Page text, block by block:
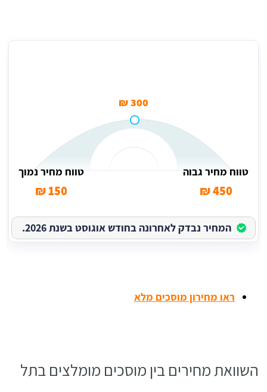
300 ₪
טווח מחיר גבוה
450 ₪
טווח מחיר נמוך
150 ₪
המחיר נבדק לאחרונה בחודש אוגוסט בשנת 2026.
ראו מחירון מוסכים מלא
השוואת מחירים בין מוסכים מומלצים בתל